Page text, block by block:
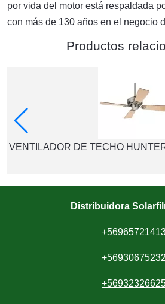
por vida del motor está respaldada
con más de 130 años en el negocio
Productos
VENTILADOR DE TECHO
Distribuidora
+56930675232